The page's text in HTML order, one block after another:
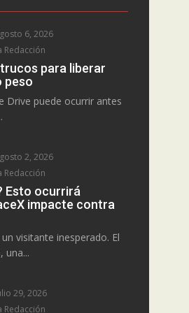
6, 2026
Redacción
para liberar
peso
Drive puede ocurrir antes
2, 2026
Redacción
Esto ocurrirá
impacte contra
visitante inesperado. El
una...
29, 2026
Redacción